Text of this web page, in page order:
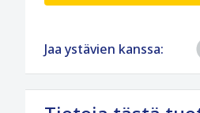
Jaa ystävien kanssa: